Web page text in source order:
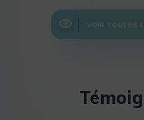
VOIR TOUTES